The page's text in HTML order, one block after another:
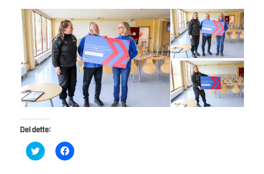
Del dette:
Klikk
for
Klikk
for